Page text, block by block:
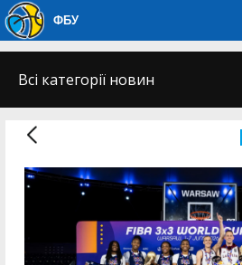
ФБУ
Всі категорії новин